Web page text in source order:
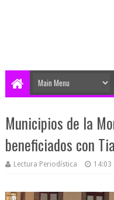
Municipios de la
beneficiados con
Lectura Periodística 14:03